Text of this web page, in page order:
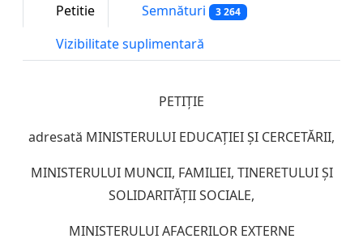
Petitie Semnături 3 264
Vizibilitate suplimentară
PETIȚIE
adresată MINISTERULUI EDUCAȚIEI ȘI CERCETĂRII,
MINISTERULUI MUNCII, FAMILIEI, TINERETULUI ȘI
SOLIDARITĂȚII SOCIALE,
MINISTERULUI AFACERILOR EXTERNE